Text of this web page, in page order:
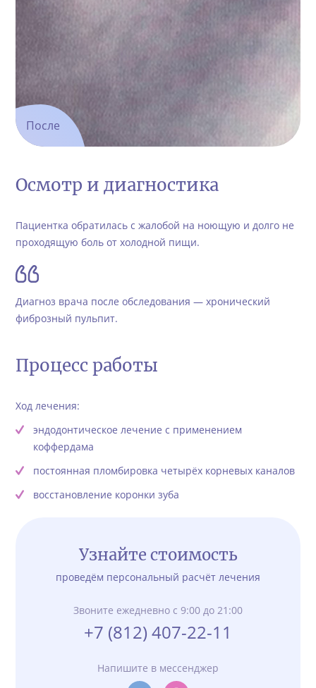
После
Осмотр и диагностика
Пациентка обратилась с жалобой на ноющую и долго не
проходящую боль от холодной пищи.
Диагноз врача после обследования — хронический
фиброзный пульпит.
Процесс работы
Ход лечения:
эндодонтическое лечение с применением
коффердама
постоянная пломбировка четырёх корневых каналов
восстановление коронки зуба
Узнайте стоимость
проведём персональный расчёт лечения
Звоните ежедневно с 9:00 до 21:00
+7 (812) 407-22-11
Напишите в мессенджер